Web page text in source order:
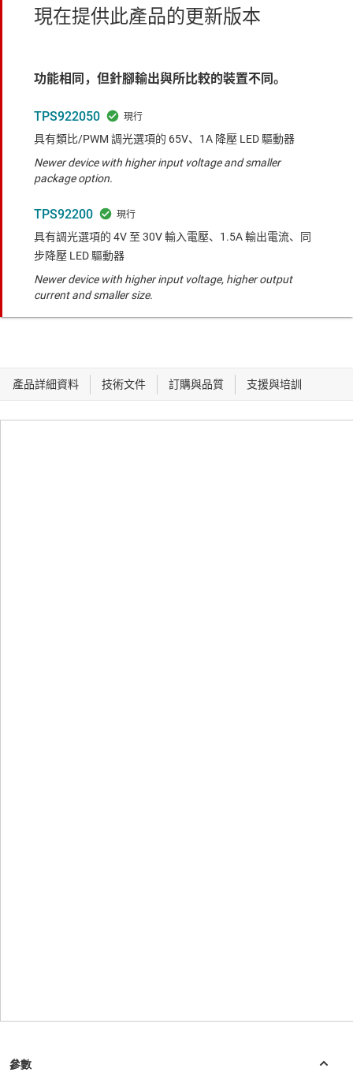
現在提供此產品的更新版本
功能相同，但針腳輸出與所比較的裝置不同。
TPS922050
具有類比/PWM 調光選項的 65V、1A 降壓 LED 驅動器
Newer device with higher input voltage and smaller
package option.
TPS92200
具有調光選項的 4V 至 30V 輸入電壓、1.5A 輸出電流、同
步降壓 LED 驅動器
Newer device with higher input voltage, higher output
current and smaller size.